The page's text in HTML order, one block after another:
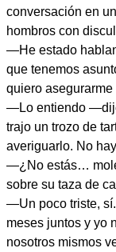
conversación en
hombros con
—He estado
que tenemos
quiero
—Lo entiendo
trajo un trozo de
averiguarlo. No
—¿No estás…
sobre su taza de
—Un poco triste,
meses juntos y yo
nosotros mismos